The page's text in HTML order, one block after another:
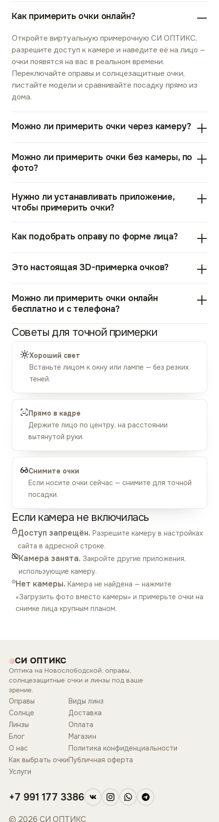
Как примерить очки онлайн?
Откройте виртуальную примерочную СИ ОПТИКС,
разрешите доступ к камере и наведите её на лицо —
очки появятся на вас в реальном времени.
Переключайте оправы и солнцезащитные очки,
листайте модели и сравнивайте посадку прямо из
дома.
Можно ли примерить очки через камеру?
Можно ли примерить очки без камеры, по
фото?
Нужно ли устанавливать приложение,
чтобы примерить очки?
Как подобрать оправу по форме лица?
Это настоящая 3D-примерка очков?
Можно ли примерить очки онлайн
бесплатно и с телефона?
Советы для точной примерки
Хороший свет
Встаньте лицом к окну или лампе — без резких
теней.
Прямо в кадре
Держите лицо по центру, на расстоянии
вытянутой руки.
Снимите очки
Если носите очки сейчас — снимите для точной
посадки.
Если камера не включилась
Доступ запрещён. Разрешите камеру в настройках
сайта в адресной строке.
Камера занята. Закройте другие приложения,
использующие камеру.
Нет камеры. Камера не найдена — нажмите
«Загрузить фото вместо камеры» и примерьте очки на
снимке лица крупным планом.
СИ ОПТИКС
Оптика на Новослободской: оправы,
солнцезащитные очки и линзы под ваше
зрение.
Оправы
Солнце
Линзы
Блог
О нас
Как выбрать очки
Услуги
Виды линз
Доставка
Оплата
Магазин
Политика конфиденциальности
Публичная оферта
+7 991 177 3386
© 2026 СИ ОПТИКС